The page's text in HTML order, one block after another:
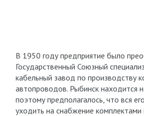
В 1950 году предприятие было
Государственный Союзный
кабельный завод по производству
автопроводов. Рыбинск находится
поэтому предполагалось, что вся
уходить на снабжение